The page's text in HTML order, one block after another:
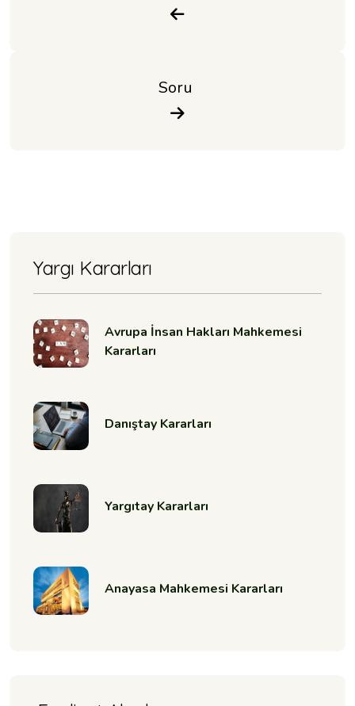
Soru
Yargı Kararları
Avrupa İnsan Hakları Mahkemesi
Kararları
Danıştay Kararları
Yargıtay Kararları
Anayasa Mahkemesi Kararları